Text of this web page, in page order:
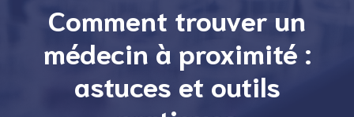
Comment trouver un
médecin à proximité :
astuces et outils